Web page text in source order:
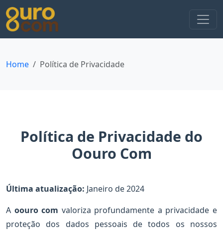
Home Política de Privacidade
Política de Privacidade do
Oouro Com
Última atualização: Janeiro de 2024
A oouro com valoriza profundamente a privacidade e
proteção dos dados pessoais de todos os nossos